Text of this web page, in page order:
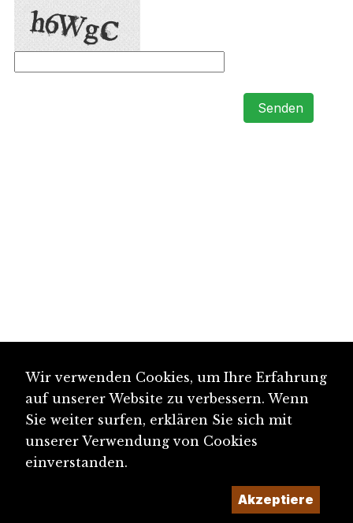
Senden
Wir verwenden Cookies, um Ihre Erfahrung
auf unserer Website zu verbessern. Wenn
Sie weiter surfen, erklären Sie sich mit
unserer Verwendung von Cookies
einverstanden.
Akzeptiere